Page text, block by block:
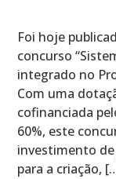
Foi hoje
concurso
integrado no
Com uma
cofinanciada
60%, este
investimento
para a criação,